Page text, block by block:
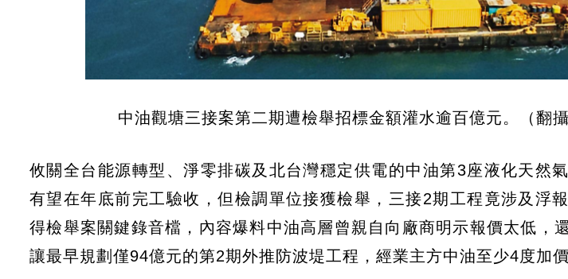
中油觀塘三接案第二期遭檢舉招標金額灌水逾百億元。（翻
攸關全台能源轉型、淨零排碳及北台灣穩定供電的中油第3座液化天然
有望在年底前完工驗收，但檢調單位接獲檢舉，三接2期工程竟涉及浮
得檢舉案關鍵錄音檔，內容爆料中油高層曾親自向廠商明示報價太低，
讓最早規劃僅94億元的第2期外推防波堤工程，經業主方中油至少4度加